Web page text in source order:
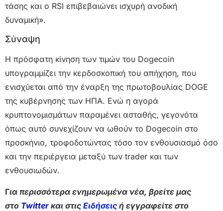
τάσης και ο RSI επιβεβαιώνει ισχυρή ανοδική
δυναμική».
Σύναψη
Η πρόσφατη κίνηση των τιμών του Dogecoin
υπογραμμίζει την κερδοσκοπική του απήχηση, που
ενισχύεται από την έναρξη της πρωτοβουλίας DOGE
της κυβέρνησης των ΗΠΑ. Ενώ η αγορά
κρυπτονομισμάτων παραμένει ασταθής, γεγονότα
όπως αυτό συνεχίζουν να ωθούν το Dogecoin στο
προσκήνιο, τροφοδοτώντας τόσο τον ενθουσιασμό όσο
και την περιέργεια μεταξύ των trader και των
ενθουσιωδών.
Για περισσότερα ενημερωμένα νέα, βρείτε μας
στο Twitter και στις Ειδήσεις ή εγγραφείτε στο